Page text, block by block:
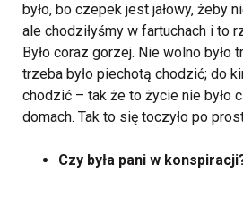
było, bo czepek jest jałowy, żeby
ale chodziłyśmy w fartuchach i to
Było coraz gorzej. Nie wolno było
trzeba było piechotą chodzić; do
chodzić – tak że to życie nie było
domach. Tak to się toczyło po
Czy była pani w